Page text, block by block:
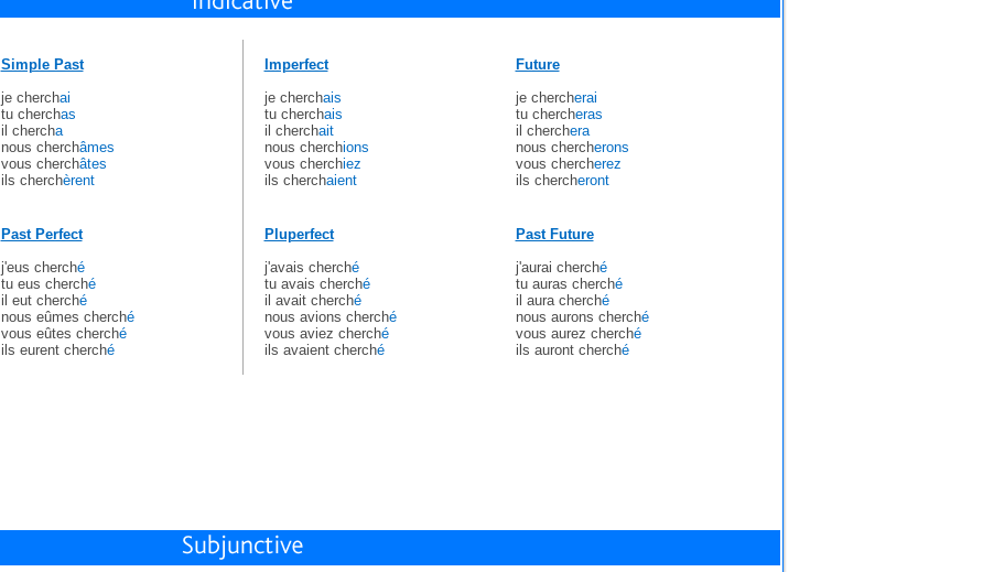
Simple Past
je cherchai
tu cherchas
il chercha
nous cherchâmes
vous cherchâtes
ils cherchèrent
Past Perfect
j'eus cherché
tu eus cherché
il eut cherché
nous eûmes cherché
vous eûtes cherché
ils eurent cherché
Imperfect
je cherchais
tu cherchais
il cherchait
nous cherchions
vous cherchiez
ils cherchaient
Future
je chercherai
tu chercheras
il cherchera
nous chercherons
vous chercherez
ils chercheront
Pluperfect
j'avais cherché
tu avais cherché
il avait cherché
nous avions cherché
vous aviez cherché
ils avaient cherché
Past Future
j'aurai cherché
tu auras cherché
il aura cherché
nous aurons cherché
vous aurez cherché
ils auront cherché